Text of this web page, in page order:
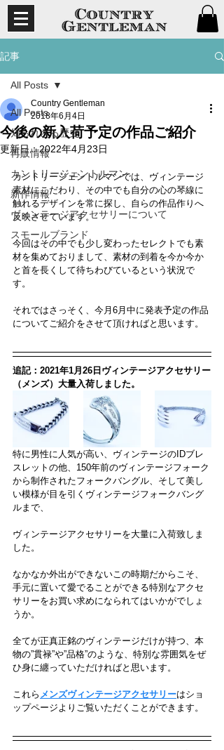
記事
All Posts
知られざる歴史
再販情報
カントリージェントルマン
新作情報
ヴィンテージアクセサリーについて
スモールブランド
All Posts
今後の新入荷予定の作品ご紹介
Country Gentleman
2018年6月4日
更新日：2022年4月23日
カントリージェントルマンでは、ヴィンテージ
素材にこだわり、その中でも自分の心の琴線に
触れるデザインを常に探し、自らの作品作りへ
反映させています。
今回はその中でも少し変わったセレクトでも素
材を集めておりまして、素材の到着を今か今か
と首を長くして待ちわびているという状況で
す。
それではさっそく、今月6月中に発表予定の作品
についてご紹介をさせて頂ければと思います。
追記：2021年1月26日ヴィンテージアクセサリー
（メンズ）大量入荷しました。
特に男性に人気が高い、ヴィンテージのIDブレ
スレットの他、150年前のヴィンテージフォーク
から制作されたフォークバングル、そして美し
い模様が目を引くヴィンテージフォークバング
ルまで、
ヴィンテージアクセサリーを大量に入荷致しま
した。
なかなか外出ができないこの時期だからこそ、
手元に置いて愛でることができる特別なアクセ
サリーをお買い求めになられてはいかがでしょ
うか。
全てが正真正銘のヴィンテージだけが持つ、本
物の”貫禄”や”品格”のような、特別な雰囲気をぜ
ひ身に纏っていただければと思います。
これら メンズヴィンテージアクセサリーはショ
ップページよりご覧いただくことができます。